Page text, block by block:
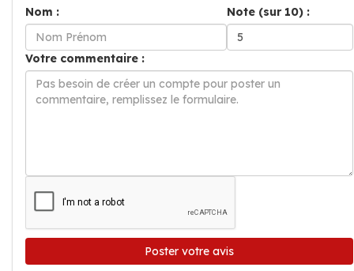
Nom :
Note (sur 10) :
Votre commentaire :
Poster votre avis